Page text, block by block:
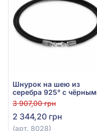
Шнурок на шею из
серебра 925° с чёрным
шёлком, арт. 8028
3 907,00 грн
2 344,20 грн
(арт. 8028)